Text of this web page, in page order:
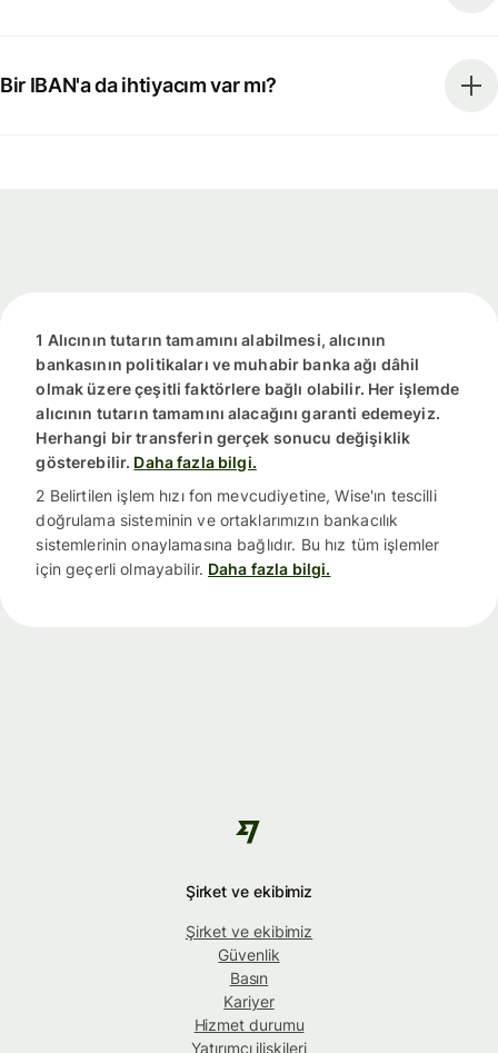
Bir IBAN'a da ihtiyacım var mı?
1 Alıcının tutarın tamamını alabilmesi, alıcının
bankasının politikaları ve muhabir banka ağı dâhil
olmak üzere çeşitli faktörlere bağlı olabilir. Her işlemde
alıcının tutarın tamamını alacağını garanti edemeyiz.
Herhangi bir transferin gerçek sonucu değişiklik
gösterebilir. Daha fazla bilgi.
2 Belirtilen işlem hızı fon mevcudiyetine, Wise'ın tescilli
doğrulama sisteminin ve ortaklarımızın bankacılık
sistemlerinin onaylamasına bağlıdır. Bu hız tüm işlemler
için geçerli olmayabilir. Daha fazla bilgi.
Şirket ve ekibimiz
Şirket ve ekibimiz
Güvenlik
Basın
Kariyer
Hizmet durumu
Yatırımcı ilişkileri